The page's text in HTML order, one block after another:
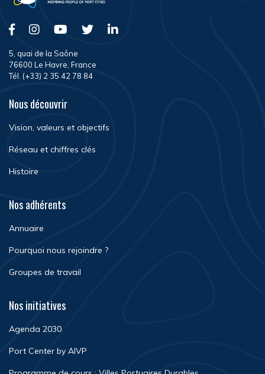
5, quai de la Saône
76600 Le Havre, France
Tél. (+33) 2 35 42 78 84
Nous découvrir
Vision, valeurs et objectifs
Réseau et chiffres clés
Histoire
Nos adhérents
Annuaire
Pourquoi nous rejoindre ?
Groupes de travail
Nos initiatives
Agenda 2030
Port Center by AIVP